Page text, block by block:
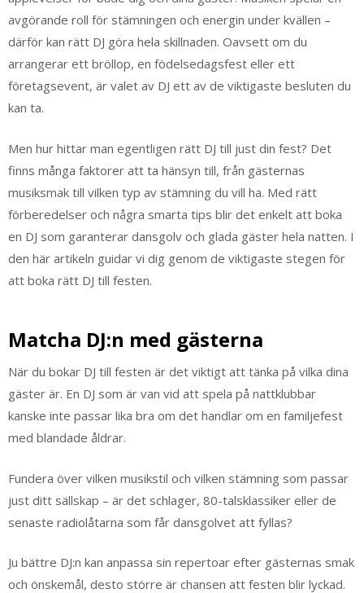
avgörande roll för stämningen och energin under kvällen –
därför kan rätt DJ göra hela skillnaden. Oavsett om du
arrangerar ett bröllop, en födelsedagsfest eller ett
företagsevent, är valet av DJ ett av de viktigaste besluten du
kan ta.
Men hur hittar man egentligen rätt DJ till just din fest? Det
finns många faktorer att ta hänsyn till, från gästernas
musiksmak till vilken typ av stämning du vill ha. Med rätt
förberedelser och några smarta tips blir det enkelt att boka
en DJ som garanterar dansgolv och glada gäster hela natten. I
den här artikeln guidar vi dig genom de viktigaste stegen för
att boka rätt DJ till festen.
Matcha DJ:n med gästerna
När du bokar DJ till festen är det viktigt att tänka på vilka dina
gäster är. En DJ som är van vid att spela på nattklubbar
kanske inte passar lika bra om det handlar om en familjefest
med blandade åldrar.
Fundera över vilken musikstil och vilken stämning som passar
just ditt sällskap – är det schlager, 80-talsklassiker eller de
senaste radiolåtarna som får dansgolvet att fyllas?
Ju bättre DJ:n kan anpassa sin repertoar efter gästernas smak
och önskemål, desto större är chansen att festen blir lyckad.